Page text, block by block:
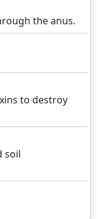
the anus.
to destroy
soil